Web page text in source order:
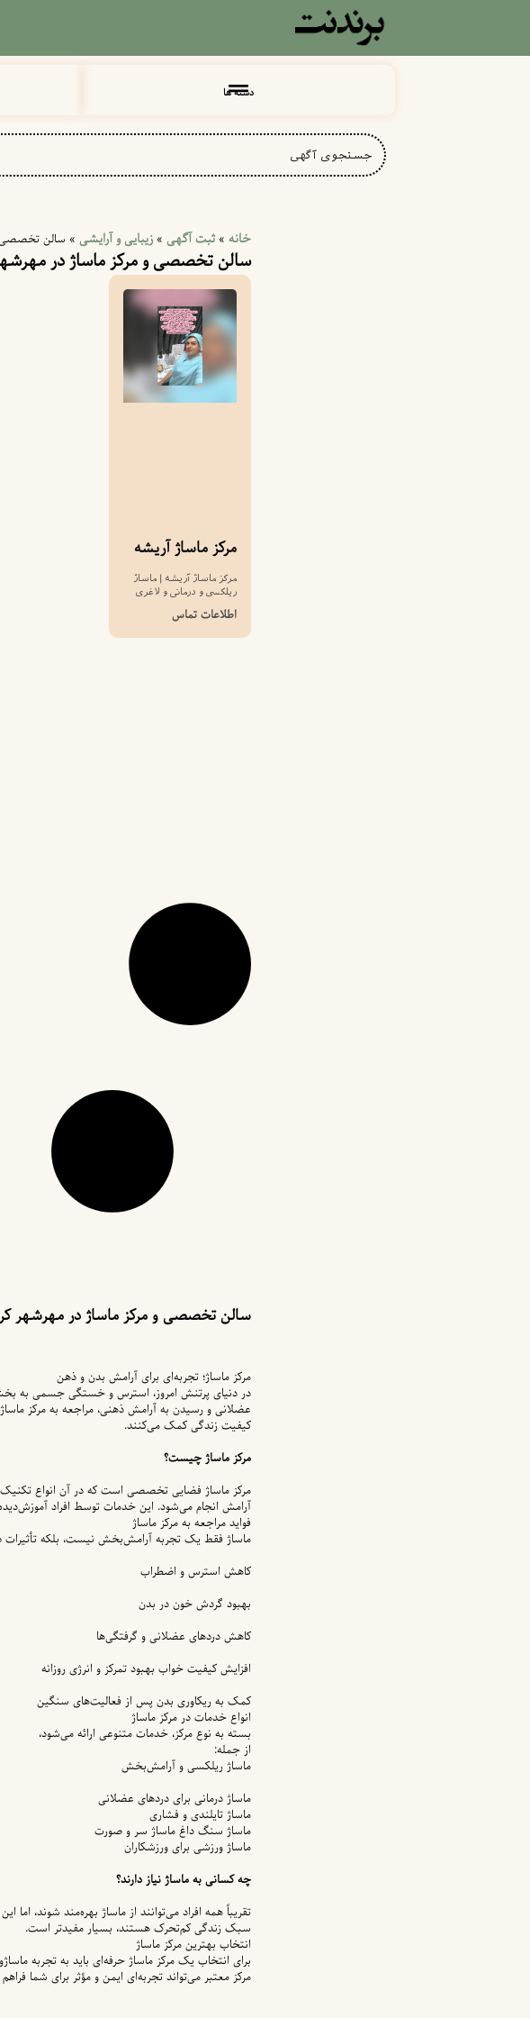
دسته ها
خانه » ثبت آگهی » زیبایی و آرایشی » سالن تخصصی
سالن تخصصی و مرکز ماساژ در
مرکز ماساژ آریشه
مرکز ماساژ آریشه | ماساژ
ریلکسی و درمانی و لاغری
اطلاعات تماس
سالن تخصصی و مرکز ماساژ در مهرشهر
مرکز ماساژ؛ تجربه‌ای برای آرامش بدن و ذهن
در دنیای پرتنش امروز، استرس و خستگی جسمی به
عضلانی و رسیدن به آرامش ذهنی، مراجعه به مرکز
کیفیت زندگی کمک می‌کنند.
مرکز ماساژ چیست؟
مرکز ماساژ فضایی تخصصی است که در آن انواع
آرامش انجام می‌شود. این خدمات توسط افراد آموزش‌دیده
فواید مراجعه به مرکز ماساژ
ماساژ فقط یک تجربه آرامش‌بخش نیست، بلکه تأثیرات
کاهش استرس و اضطراب
بهبود گردش خون در بدن
کاهش دردهای عضلانی و گرفتگی‌ها
افزایش کیفیت خواب بهبود تمرکز و انرژی روزانه
کمک به ریکاوری بدن پس از فعالیت‌های سنگین
انواع خدمات در مرکز ماساژ
بسته به نوع مرکز، خدمات متنوعی ارائه می‌شود،
از جمله:
ماساژ ریلکسی و آرامش‌بخش
ماساژ درمانی برای دردهای عضلانی
ماساژ تایلندی و فشاری
ماساژ سنگ داغماساژ سر و صورت
ماساژ ورزشی برای ورزشکاران
چه کسانی به ماساژ نیاز دارند؟
تقریباً همه افراد می‌توانند از ماساژ بهره‌مند شوند،
سبک زندگی کم‌تحرک هستند، بسیار مفیدتر است.
انتخاب بهترین مرکز ماساژ
برای انتخاب یک مرکز ماساژ حرفه‌ای باید به تجربه
مرکز معتبر می‌تواند تجربه‌ای ایمن و مؤثر برای شما